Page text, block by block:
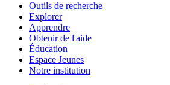
Outils de recherche
Explorer
Apprendre
Obtenir de l'aide
Éducation
Espace Jeunes
Notre institution